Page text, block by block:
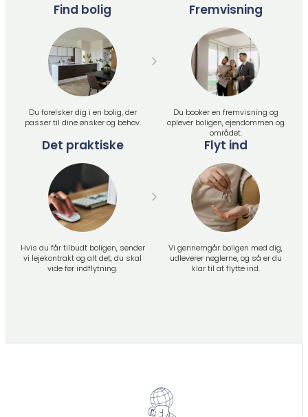
Find bolig
Du forelsker dig i en bolig, der
passer til dine ønsker og behov.
Fremvisning
Du booker en fremvisning og
oplever boligen, ejendommen og
området.
Det praktiske
Hvis du får tilbudt boligen, sender
vi lejekontrakt og alt det, du skal
vide før indflytning.
Flyt ind
Vi gennemgår boligen med dig,
udleverer nøglerne, og så er du
klar til at flytte ind.